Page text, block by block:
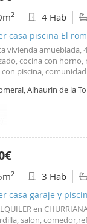
2 4 Hab
casa piscina El
vivienda amueblada,
cocina con horno,
piscina,
Alhaurin de la
2 3 Hab
casa garaje y
en
salon,